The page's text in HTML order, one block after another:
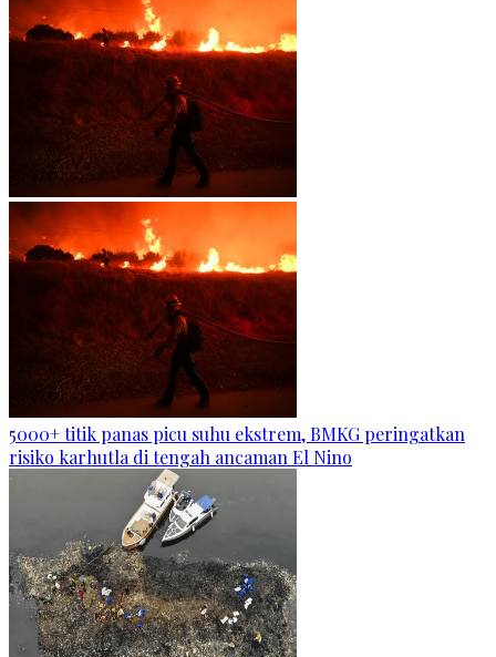
5000+ titik panas picu suhu ekstrem, BMKG peringatkan
risiko karhutla di tengah ancaman El Nino